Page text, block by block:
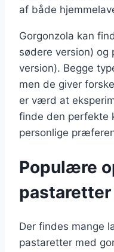
af både
Gorgonzola kan
sødere version) og
version). Begge
men de giver
er værd at
finde den perfekte
personlige
Populære
Der findes mange
pastaretter med